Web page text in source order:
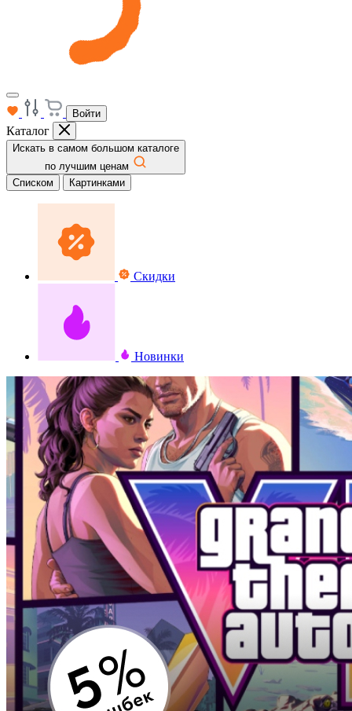
Войти
Каталог
Искать в самом большом каталоге
по лучшим ценам
Списком
Картинками
Скидки
Новинки